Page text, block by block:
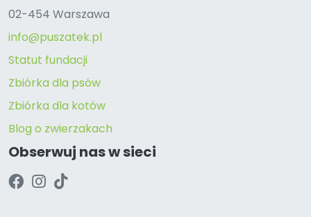
02-454 Warszawa
info@puszatek.pl
Statut fundacji
Zbiórka dla psów
Zbiórka dla kotów
Blog o zwierzakach
Obserwuj nas w sieci